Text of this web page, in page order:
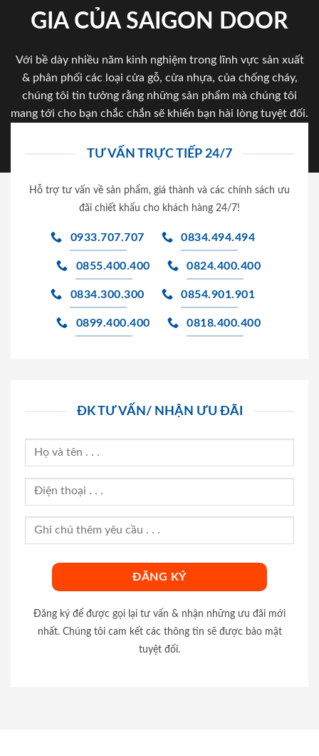
GIA CỦA SAIGON DOOR
Với bề dày nhiều năm kinh nghiệm trong lĩnh vực sản xuất
& phân phối các loại cửa gỗ, cửa nhựa, của chống cháy,
chúng tôi tin tưởng rằng những sản phẩm mà chúng tôi
mang tới cho bạn chắc chắn sẽ khiến bạn hài lòng tuyệt đối.
TƯ VẤN TRỰC TIẾP 24/7
Hỗ trợ tư vấn về sản phẩm, giá thành và các chính sách ưu
đãi chiết khấu cho khách hàng 24/7!
0933.707.707 0834.494.494
0855.400.400 0824.400.400
0834.300.300 0854.901.901
0899.400.400 0818.400.400
ĐK TƯ VẤN/ NHẬN ƯU ĐÃI
Đăng ký để được gọi lại tư vấn & nhận những ưu đãi mới
nhất. Chúng tôi cam kết các thông tin sẽ được bảo mật
tuyệt đối.